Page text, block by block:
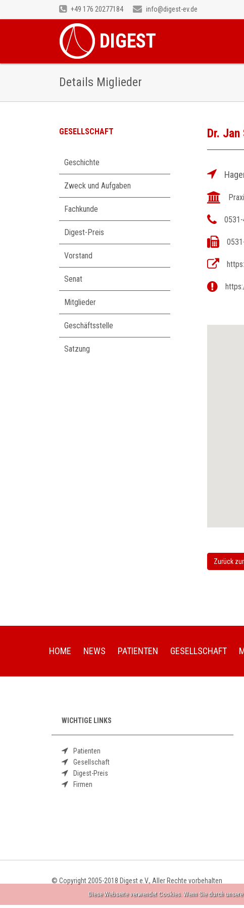
+49 176 20277184 info@digest-ev.de
DIGEST
Details Miglieder
Dr.
Zurück
GESELLSCHAFT
überspringen
Geschichte
Zweck und Aufgaben
Fachkunde
Digest-Preis
Vorstand
Senat
Mitglieder
Geschäftsstelle
Satzung
HOME NEWS PATIENTEN GESELLSCHAFT
WICHTIGE LINKS
Patienten
Gesellschaft
Digest-Preis
Firmen
© Copyright 2005-2018 Digest e.V., Aller Rechte vorbehalten
Diese Webseite verwendet Cookies. Wenn Sie durch